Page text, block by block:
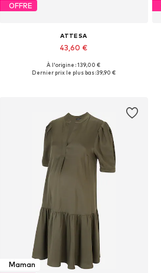
OFFRE
ATTESA
43,60 €
Tailles disponibles: 34
À l'origine : 139,00 €
Dernier prix le plus bas :39,90 €
Maman